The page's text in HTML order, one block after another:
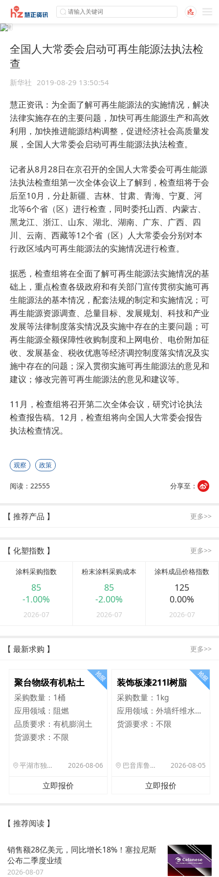
全国人大常委会启动可再生能源法执法检
查
新华社 2019-08-29 13:50:54
慧正资讯： 为全面了解可再生能源法的实施情况，解决
法律实施存在的主要问题，加快可再生能源生产和高效
利用，加快推进能源结构调整，促进经济社会高质量发
展，全国人大常委会启动可再生能源法执法检查。
记者从8月28日在京召开的全国人大常委会可再生能源
法执法检查组第一次全体会议上了解到，检查组将于会
后至10月，分赴新疆、吉林、甘肃、青海、宁夏、河
北等6个省（区）进行检查，同时委托山西、内蒙古、
黑龙江、浙江、山东、湖北、湖南、广东、广西、四
川、云南、西藏等12个省（区）人大常委会分别对本
行政区域内可再生能源法的实施情况进行检查。
据悉，检查组将在全面了解可再生能源法实施情况的基
础上，重点检查各级政府和有关部门宣传贯彻实施可再
生能源法的基本情况，配套法规的制定和实施情况；可
再生能源资源调查、总量目标、发展规划、科技和产业
发展等法律制度落实情况及实施中存在的主要问题；可
再生能源全额保障性收购制度和上网电价、电价附加征
收、发展基金、税收优惠等经济调控制度落实情况及实
施中存在的问题；深入贯彻实施可再生能源法的意见和
建议；修改完善可再生能源法的意见和建议等。
11月，检查组将召开第二次全体会议，研究讨论执法
检查报告稿。12月，检查组将向全国人大常委会报告
执法检查情况。
观察 政策
阅读：22555 分享至：
【 推荐产品 】 更多>>
【 化塑指数 】 更多>>
涂料采购指数
85
-1.00%
2026-07
粉末涂料采购成本
85
-2.00%
2026-07
涂料成品价格指数
125
0.00%
2026-07
【 最新求购 】 更多>>
聚台物级有机粘土
采购数量： 1桶
应用领域： 阻燃
品质要求： 有机膨润土
货源要求： 不限
平湖市独山港镇集港路 589 号 2026-08-06
立即报价
装饰板漆211l树脂
采购数量： 1kg
应用领域：
外墙纤维水泥板
货源要求：不限
巴音库鲁提镇,托帕口岸六号库房 2026-08-05
立即报价
【 推荐阅读 】
销售额28亿美元，同比增长18%！塞拉尼斯
公布二季度业绩
2026-08-07